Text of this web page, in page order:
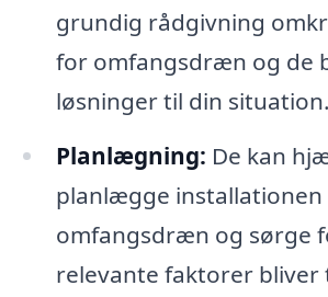
grundig rådgivning
for omfangsdræn og de
løsninger til din situation.
Planlægning: De kan
planlægge installationen
omfangsdræn og sørge
relevante faktorer bliver